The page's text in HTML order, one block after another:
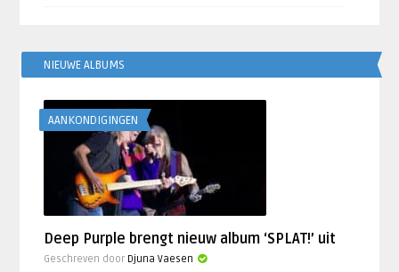
NIEUWE ALBUMS
AANKONDIGINGEN
Deep Purple brengt nieuw album ‘SPLAT!’ uit
Geschreven door Djuna Vaesen